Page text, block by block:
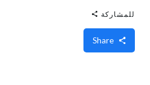
للمشاركة